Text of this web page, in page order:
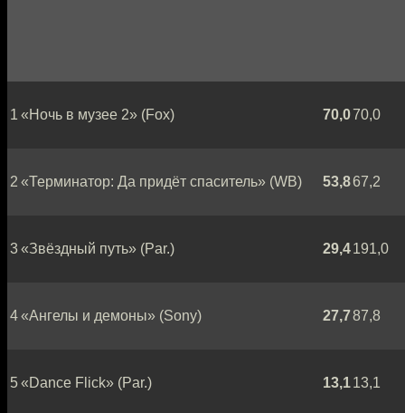
1 «Ночь в музее 2» (Fox) 70,070,0
2 «Терминатор: Да придёт спаситель» (WB) 53,867,2
3 «Звёздный путь» (Par.) 29,4191,0
4 «Ангелы и демоны» (Sony) 27,787,8
5 «Dance Flick» (Par.) 13,113,1